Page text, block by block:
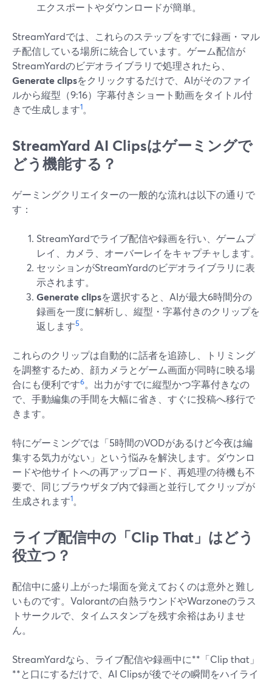
エクスポートやダウンロードが簡単。
StreamYardでは、これらのステップをすでに録画・マル
チ配信している場所に統合しています。ゲーム配信が
StreamYardのビデオライブラリで処理されたら、
Generate clipsをクリックするだけで、AIがそのファイ
ルから縦型（9:16）字幕付きショート動画をタイトル付
きで生成します1。
StreamYard AI Clipsはゲーミングで
どう機能する？
ゲーミングクリエイターの一般的な流れは以下の通りで
す：
StreamYardでライブ配信や録画を行い、ゲームプ
レイ、カメラ、オーバーレイをキャプチャします。
セッションがStreamYardのビデオライブラリに表
示されます。
Generate clipsを選択すると、AIが最大6時間分の
録画を一度に解析し、縦型・字幕付きのクリップを
返します5 。
これらのクリップは自動的に話者を追跡し、トリミング
を調整するため、顔カメラとゲーム画面が同時に映る場
合にも便利です6。出力がすでに縦型かつ字幕付きなの
で、手動編集の手間を大幅に省き、すぐに投稿へ移行で
きます。
特にゲーミングでは「5時間のVODがあるけど今夜は編
集する気力がない」という悩みを解決します。ダウンロ
ードや他サイトへの再アップロード、再処理の待機も不
要で、同じブラウザタブ内で録画と並行してクリップが
生成されます1。
ライブ配信中の「Clip That」はどう
役立つ？
配信中に盛り上がった場面を覚えておくのは意外と難し
いものです。Valorantの白熱ラウンドやWarzoneのラス
トサークルで、タイムスタンプを残す余裕はありませ
ん。
StreamYardなら、ライブ配信や録画中に**「Clip that」
**と口にするだけで、AI Clipsが後でその瞬間をハイライ